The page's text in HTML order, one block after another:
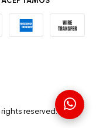
reserved.